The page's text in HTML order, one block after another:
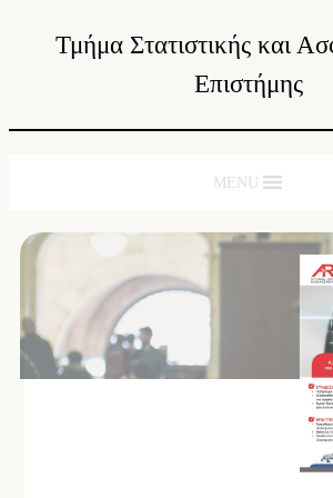
Τμήμα Στατιστικής και
Επιστήμης
MENU